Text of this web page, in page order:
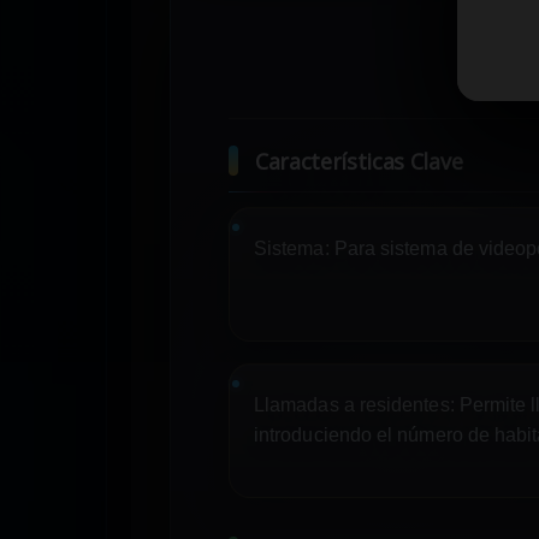
Características Clave
Sistema: Para sistema de
Llamadas a residentes:
Permite
introduciendo el número de